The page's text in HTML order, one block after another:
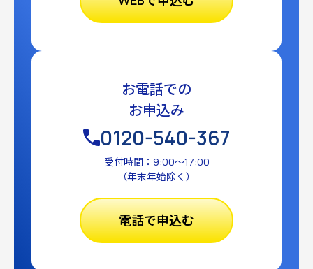
お電話での
お申込み
0120-540-367
受付時間：9:00〜17:00
（年末年始除く）
電話で申込む